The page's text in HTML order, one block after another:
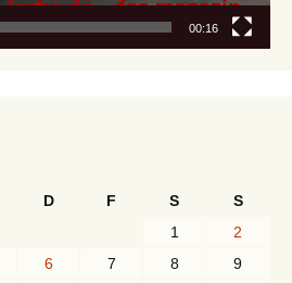
00:16
D F S
S
1
2
6 7 8
9